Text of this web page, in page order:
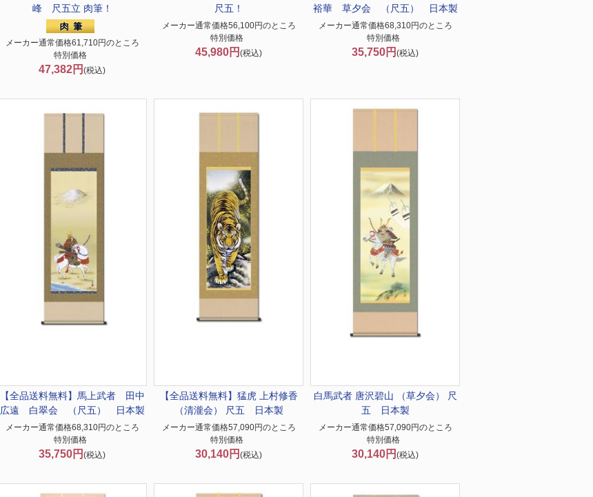
峰 尺五立 肉筆！
メーカー通常価格61,710円のところ
特別価格
47,382円 (税込)
尺五！
メーカー通常価格56,100円のところ
特別価格
45,980円 (税込)
裕華 草夕会 （尺五） 日本製
メーカー通常価格68,310円のところ
特別価格
35,750円 (税込)
【全品送料無料】 馬上武者 田中
広遠 白翠会 （尺五） 日本製
メーカー通常価格68,310円のところ
特別価格
35,750円 (税込)
【全品送料無料】 猛虎 上村修香
（清瀧会） 尺五 日本製
メーカー通常価格57,090円のところ
特別価格
30,140円 (税込)
白馬武者 唐沢碧山 （草夕会） 尺
五 日本製
メーカー通常価格57,090円のところ
特別価格
30,140円 (税込)